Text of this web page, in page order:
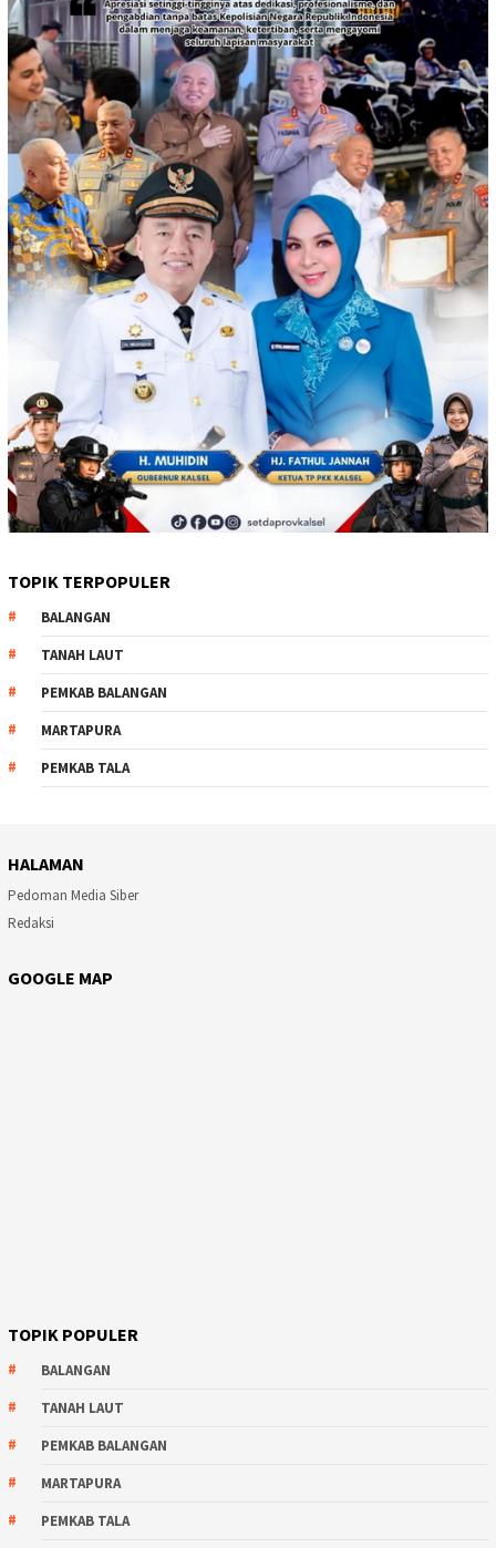
TOPIK TERPOPULER
BALANGAN
TANAH LAUT
PEMKAB BALANGAN
MARTAPURA
PEMKAB TALA
HALAMAN
Pedoman Media Siber
Redaksi
GOOGLE MAP
TOPIK POPULER
BALANGAN
TANAH LAUT
PEMKAB BALANGAN
MARTAPURA
PEMKAB TALA